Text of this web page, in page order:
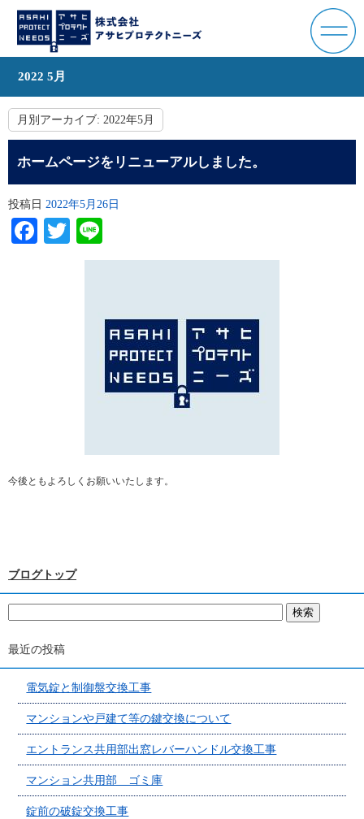
2022 5月
月別アーカイブ: 2022年5月
ホームページをリニューアルしました。
投稿日 2022年5月26日
Facebook
Twitter
今後ともよろしくお願いいたします。
ブログトップ
最近の投稿
電気錠と制御盤交換工事
マンションや戸建て等の鍵交換について
エントランス共用部出窓レバーハンドル交換工事
マンション共用部 ゴミ庫
錠前の破錠交換工事